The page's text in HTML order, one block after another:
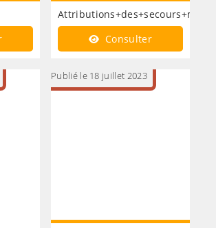
Consulter
Publié le 18 juillet 2023